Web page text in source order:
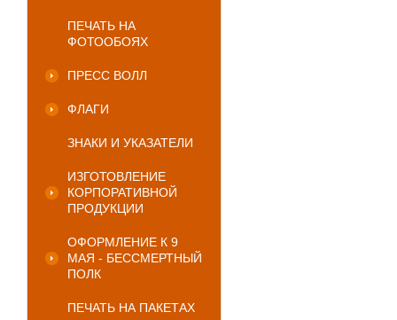
ПЕЧАТЬ НА
ФОТООБОЯХ
ПРЕСС ВОЛЛ
ФЛАГИ
ЗНАКИ И УКАЗАТЕЛИ
ИЗГОТОВЛЕНИЕ
КОРПОРАТИВНОЙ
ПРОДУКЦИИ
ОФОРМЛЕНИЕ К 9
МАЯ - БЕССМЕРТНЫЙ
ПОЛК
ПЕЧАТЬ НА ПАКЕТАХ